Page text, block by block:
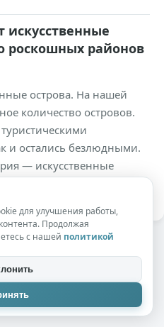
роскошных районов
острова. На нашей
количество островов.
и остались безлюдными.
— искусственные
человека.
для улучшения работы,
Продолжая
с нашей политикой